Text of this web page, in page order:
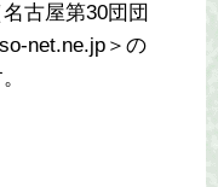
古屋第30団団
net.ne.jp＞の